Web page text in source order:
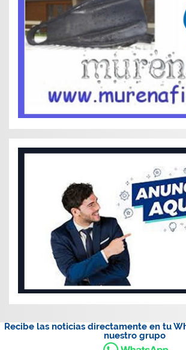
Recibe las noticias directamente en tu
nuestro grupo